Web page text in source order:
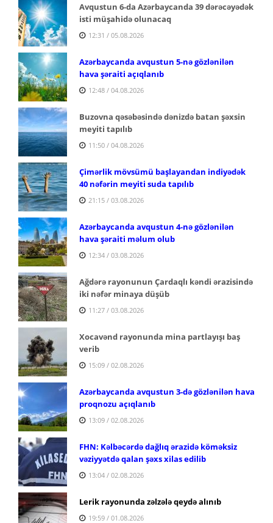
Avqustun 6-da Azərbaycanda 39 dərəcəyədək
isti müşahidə olunacaq
12:31 / 05.08.2026
Azərbaycanda avqustun 5-nə gözlənilən
hava şəraiti açıqlanıb
12:48 / 04.08.2026
Buzovna qəsəbəsində dənizdə batan şəxsin
meyiti tapılıb
11:50 / 04.08.2026
Çimərlik mövsümü başlayandan indiyədək
40 nəfərin meyiti suda tapılıb
21:15 / 03.08.2026
Azərbaycanda avqustun 4-nə gözlənilən
hava şəraiti məlum olub
12:34 / 03.08.2026
Ağdərə rayonunun Çardaqlı kəndi ərazisində
iki nəfər minaya düşüb
11:27 / 03.08.2026
Xocavənd rayonunda mina partlayışı baş
verib
15:09 / 02.08.2026
Azərbaycanda avqustun 3-də gözlənilən hava
proqnozu açıqlanıb
13:09 / 02.08.2026
FHN: Kəlbəcərdə dağlıq ərazidə köməksiz
vəziyyətdə qalan şəxs xilas edilib
13:04 / 02.08.2026
Lerik rayonunda zəlzələ qeydə alınıb
19:59 / 01.08.2026